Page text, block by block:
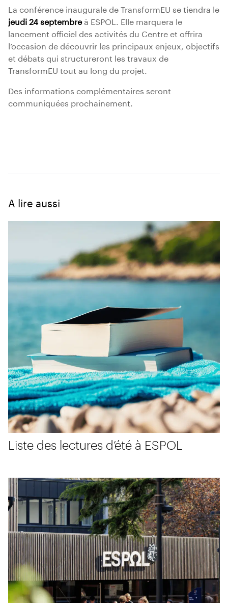
La conférence inaugurale de TransformEU se tiendra le
jeudi 24 septembreà ESPOL. Elle marquera le
lancement officiel des activités du Centre et offrira
l’occasion de découvrir les principaux enjeux, objectifs
et débats qui structureront les travaux de
TransformEU tout au long du projet.
Des informations complémentaires seront
communiquées prochainement.
A lire aussi
Liste des lectures d’été à ESPOL